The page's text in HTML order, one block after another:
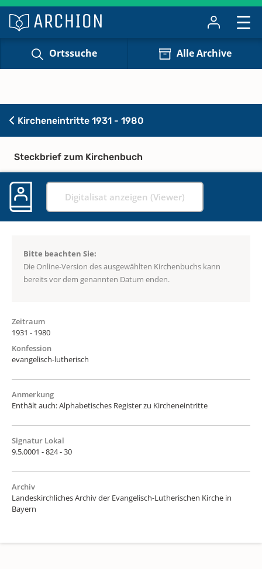
Ortssuche Alle Archive
Kircheneintritte 1931 - 1980
Steckbrief zum Kirchenbuch
Digitalisat anzeigen (Viewer)
Bitte beachten Sie:
Die Online-Version des ausgewählten Kirchenbuchs kann
bereits vor dem genannten Datum enden.
Zeitraum
1931 - 1980
Konfession
evangelisch-lutherisch
Anmerkung
Enthält auch: Alphabetisches Register zu Kircheneintritte
Signatur Lokal
9.5.0001 - 824 - 30
Archiv
Landeskirchliches Archiv der Evangelisch-Lutherischen Kirche in
Bayern